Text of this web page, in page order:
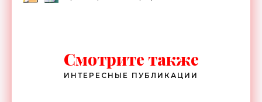
Смотрите также
ИНТЕРЕСНЫЕ ПУБЛИКАЦИИ